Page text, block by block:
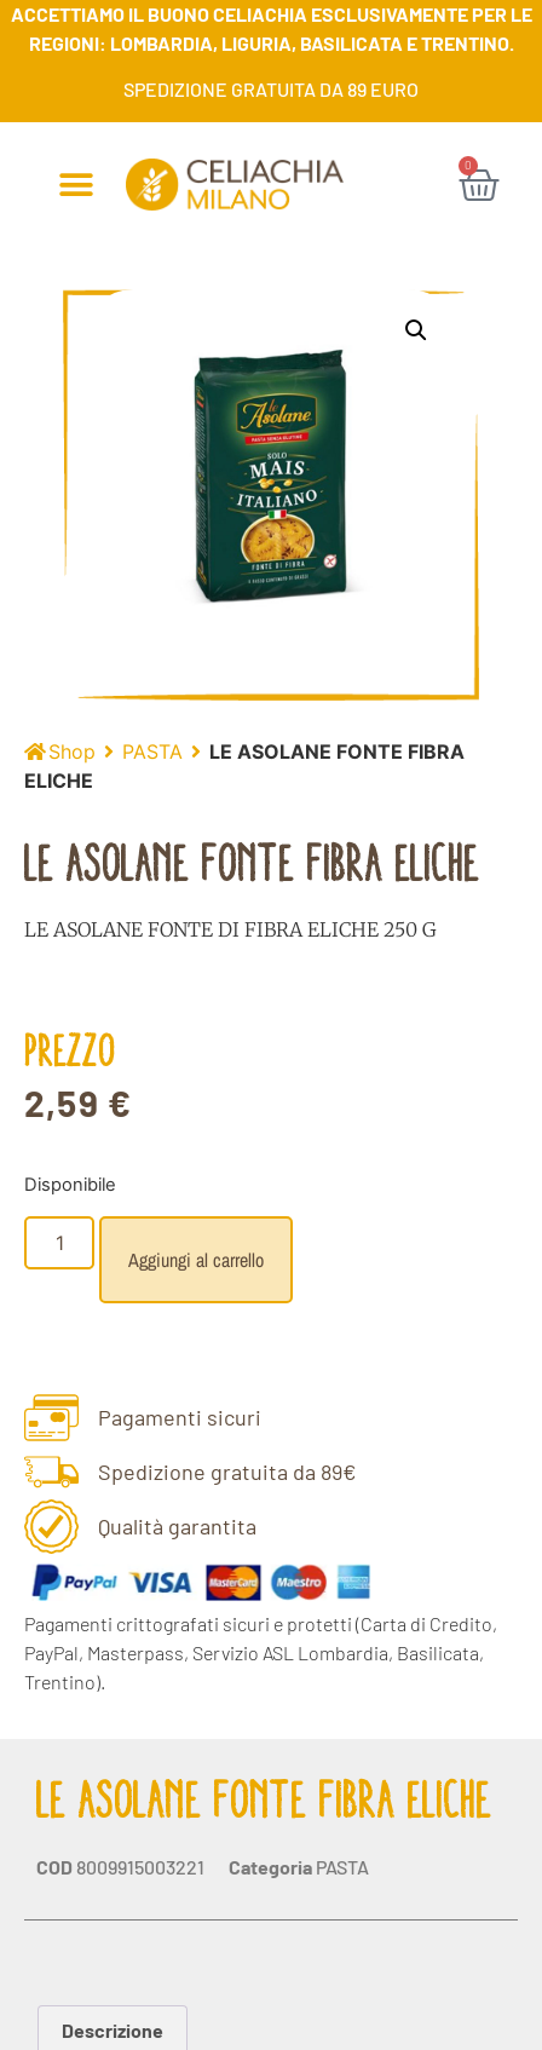
ACCETTIAMO IL BUONO CELIACHIA ESCLUSIVAMENTE PER LE
REGIONI: LOMBARDIA, LIGURIA, BASILICATA E TRENTINO.
SPEDIZIONE GRATUITA DA 89 EURO
0
Shop PASTA
LE ASOLANE FONTE FIBRA
ELICHE
LE ASOLANE FONTE FIBRA ELICHE
LE ASOLANE FONTE DI FIBRA ELICHE 250 G
PREZZO
2,59 €
Disponibile
Aggiungi al carrello
Pagamenti sicuri
Spedizione gratuita da 89€
Qualità garantita
Pagamenti crittografati sicuri e protetti (Carta di Credito,
PayPal, Masterpass, Servizio ASL Lombardia, Basilicata,
Trentino).
LE ASOLANE FONTE FIBRA ELICHE
COD 8009915003221 Categoria PASTA
Descrizione